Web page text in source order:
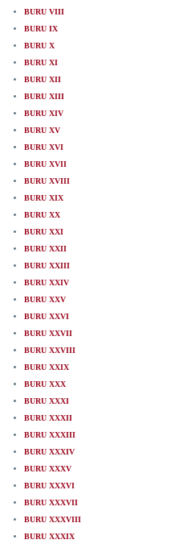
BURU VIII
BURU IX
BURU X
BURU XI
BURU XII
BURU XIII
BURU XIV
BURU XV
BURU XVI
BURU XVII
BURU XVIII
BURU XIX
BURU XX
BURU XXI
BURU XXII
BURU XXIII
BURU XXIV
BURU XXV
BURU XXVI
BURU XXVII
BURU XXVIII
BURU XXIX
BURU XXX
BURU XXXI
BURU XXXII
BURU XXXIII
BURU XXXIV
BURU XXXV
BURU XXXVI
BURU XXXVII
BURU XXXVIII
BURU XXXIX